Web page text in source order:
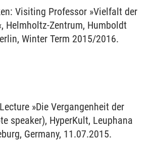
Visiting Professor »Vielfalt der
Helmholtz-Zentrum, Humboldt
Winter Term 2015/2016.
»Die Vergangenheit der
speaker), HyperKult, Leuphana
Germany, 11.07.2015.